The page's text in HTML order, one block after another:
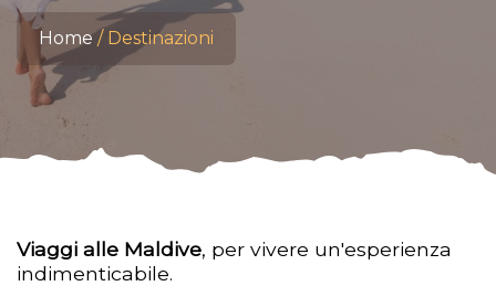
Home Destinazioni
Viaggi alle Maldive, per vivere un'esperienza
indimenticabile.